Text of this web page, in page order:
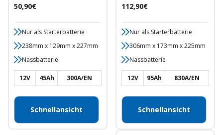
Angebotspreis
50,90€
Nur als Starterbatterie
238mm x 129mm x 227mm
Nassbatterie
12V 45Ah 300A/EN
Schnellansicht
Angebotspreis
112,90€
Nur als Starterbatterie
306mm x 173mm x 225mm
Nassbatterie
12V 95Ah 830A/EN
Schnellansicht